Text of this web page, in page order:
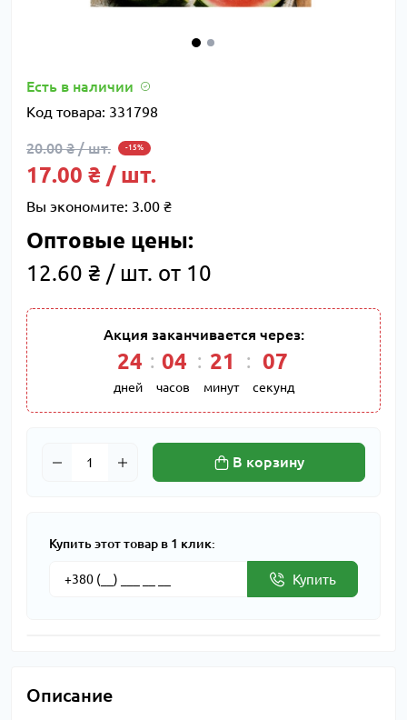
Есть в наличии
Код товара: 331798
20.00 ₴ / шт. -15%
17.00 ₴ / шт.
Вы экономите: 3.00 ₴
Оптовые цены:
12.60 ₴ / шт. от 10
Акция заканчивается через:
24
дней
04
часов
21
минут
07
секунд
В корзину
Купить этот товар в 1 клик:
Купить
Описание